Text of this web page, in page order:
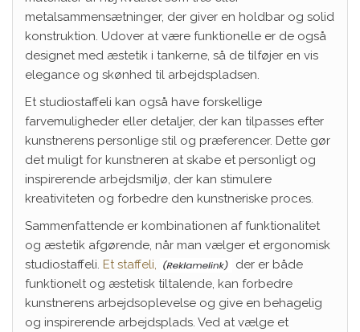
metalsammensætninger, der giver en holdbar og solid
konstruktion. Udover at være funktionelle er de også
designet med æstetik i tankerne, så de tilføjer en vis
elegance og skønhed til arbejdspladsen.
Et studiostaffeli kan også have forskellige
farvemuligheder eller detaljer, der kan tilpasses efter
kunstnerens personlige stil og præferencer. Dette gør
det muligt for kunstneren at skabe et personligt og
inspirerende arbejdsmiljø, der kan stimulere
kreativiteten og forbedre den kunstneriske proces.
Sammenfattende er kombinationen af funktionalitet
og æstetik afgørende, når man vælger et ergonomisk
studiostaffeli. Et staffeli,
der er både
funktionelt og æstetisk tiltalende, kan forbedre
kunstnerens arbejdsoplevelse og give en behagelig
og inspirerende arbejdsplads. Ved at vælge et